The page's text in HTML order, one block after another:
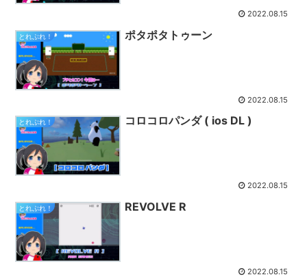
2022.08.15
とれぷれ！ ポタポタトゥーン
2022.08.15
とれぷれ！ コロコロパンダ ( ios DL )
2022.08.15
とれぷれ！ REVOLVE R
2022.08.15